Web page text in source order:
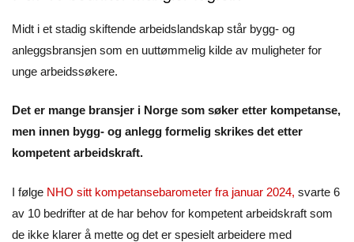
Midt i et stadig skiftende arbeidslandskap står bygg- og
anleggsbransjen som en uuttømmelig kilde av muligheter for
unge arbeidssøkere.
Det er mange bransjer i Norge som søker etter kompetanse,
men innen bygg- og anlegg formelig skrikes det etter
kompetent arbeidskraft.
I følge NHO sitt kompetansebarometer fra januar 2024, svarte 6
av 10 bedrifter at de har behov for kompetent arbeidskraft som
de ikke klarer å mette og det er spesielt arbeidere med